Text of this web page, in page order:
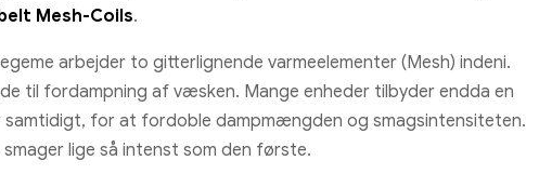
Mesh-Coils.
arbejder to gitterlignende varmeelementer (Mesh) indeni.
til fordampning af væsken. Mange enheder tilbyder endda en
samtidigt, for at fordoble dampmængden og smagsintensiteten.
lige så intenst som den første.